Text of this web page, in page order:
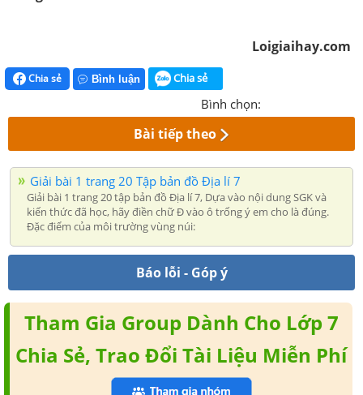
Loigiaihay.com
Chia sẻ Bình luận Chia sẻ
Bình chọn:
Bài tiếp theo
Giải bài 1 trang 20 Tập bản đồ Địa lí 7
Giải bài 1 trang 20 tập bản đồ Địa lí 7, Dựa vào nội dung SGK và
kiến thức đã học, hãy điền chữ Đ vào ô trống ý em cho là đúng.
Đặc điểm của môi trường vùng núi:
Báo lỗi - Góp ý
Tham Gia Group Dành Cho Lớp 7
Chia Sẻ, Trao Đổi Tài Liệu Miễn Phí